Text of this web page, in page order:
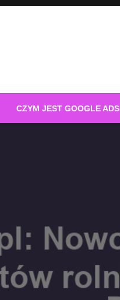
CZYM JEST GOOGLE ADS